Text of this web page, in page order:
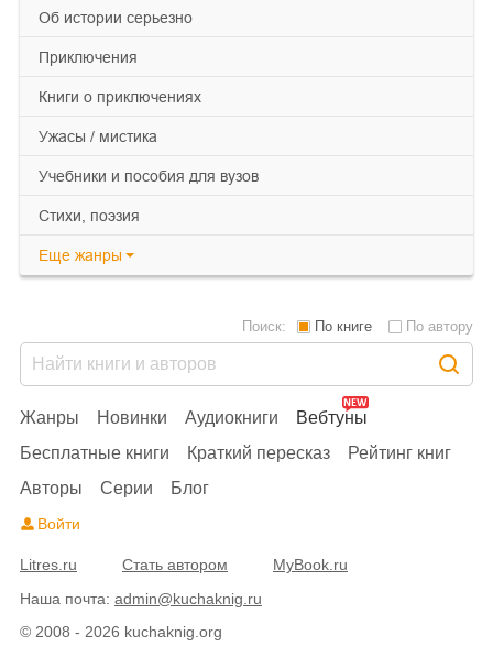
об истории серьезно
приключения
книги о приключениях
ужасы / мистика
учебники и пособия для вузов
cтихи, поэзия
Еще жанры
© 2008 - 2026 kuchaknig.org
Жанры Новинки Аудиокниги
Вебтуны
Бесплатные книги
Краткий пересказ
Рейтинг книг
Авторы
Серии Блог
Поиск: По книге По автору
Войти
Litres.ru Стать автором
MyBook.ru
Наша почта: admin@kuchaknig.ru